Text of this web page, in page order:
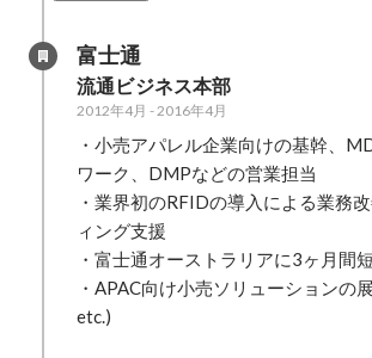
富士通
流通ビジネス本部
2012年4月 -2016年4月
・小売アパレル企業向けの基幹、
ワーク、DMPなどの営業担当
・業界初のRFIDの導入による業務
ィング支援
・富士通オーストラリアに3ヶ月間
・APAC向け小売ソリューションの
etc.)